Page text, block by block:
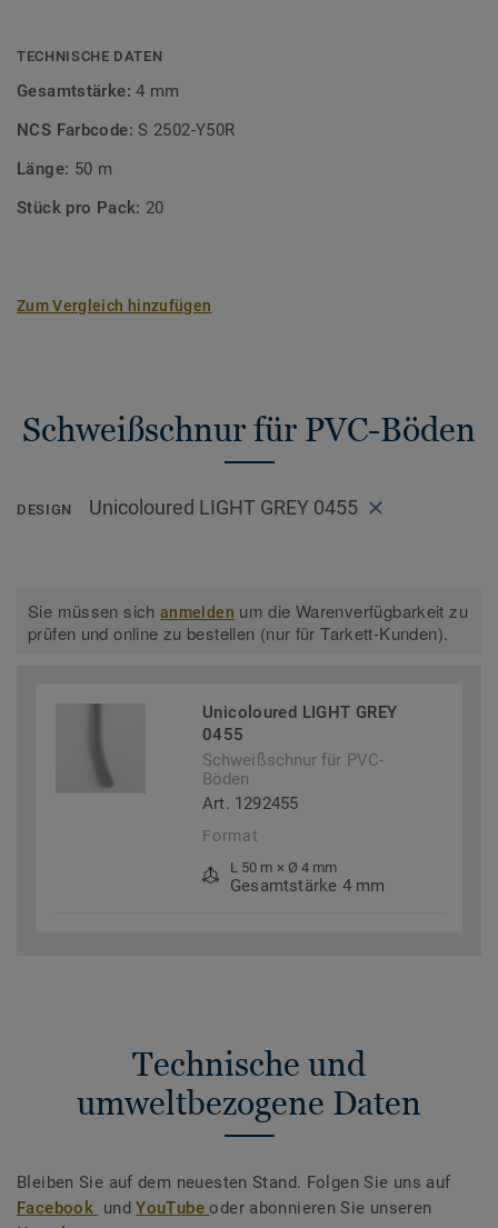
TECHNISCHE DATEN
Gesamtstärke:4 mm
NCS Farbcode:S 2502-Y50R
Länge: 50 m
Stück pro Pack: 20
Zum Vergleich hinzufügen
Schweißschnur für PVC-Böden
DESIGN Unicoloured LIGHT GREY 0455
Sie müssen sichanmelden um die Warenverfügbarkeit zu
prüfen und online zu bestellen (nur für Tarkett-Kunden).
Unicoloured LIGHT GREY
0455
Schweißschnur für PVC-
Böden
Art. 1292455
Format
L 50 m × Ø 4 mm
Gesamtstärke 4 mm
Technische und
umweltbezogene Daten
Bleiben Sie auf dem neuesten Stand. Folgen Sie uns auf
Facebook undYouTubeoder abonnieren Sie unseren